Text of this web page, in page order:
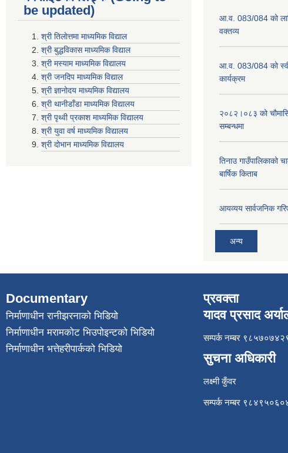
be updated)
श्री तिलाेत्तमा माध्यमिक विद्याल
श्री बुद्धविकास माध्यमिक विद्याल
श्री मस्याम माध्यमिक विद्यालय
श्री जनदिप माध्यमिक विद्याल
श्री ज्ञानोदय माध्यमिक विद्यालय
श्री थानीडाँडा माध्यमिक विद्यालय
श्री पृथ्वी प्रकाश माध्यमिक विद्यालय
श्री युवा वर्ष माध्यमिक विद्यालय
श्री दोभान माध्यमिक विद्यालय
आ.व. 083/084 को
वक्तव्य
आ.व. 083/084 को
कार्यक्रम
२०८२।०८३ को
सम्बन्धमा
तिनाउ
बार्षिक किताब
आयव्यय सार्वजनिक
अन्य
Documentary
निर्माणाधीन रानीझरनाको भिडियो
निर्माणाधीन मरामकोट भिउपोइन्टको भिडियो
निर्माणाधीन भत्तेहरीपार्कको भिडियो
प्रवक्ता
यादव प्रसाद
सम्पर्क नम्बर
सुचना अधिकारी
लक्ष्मी कुँवर
सम्पर्क नम्बर